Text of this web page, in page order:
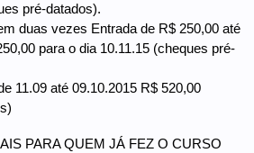
pré-datados).
duas vezes Entrada de R$ 250,00 até
para o dia 10.11.15 (cheques pré-
11.09 até 09.10.2015 R$ 520,00
PARA QUEM JÁ FEZ O CURSO